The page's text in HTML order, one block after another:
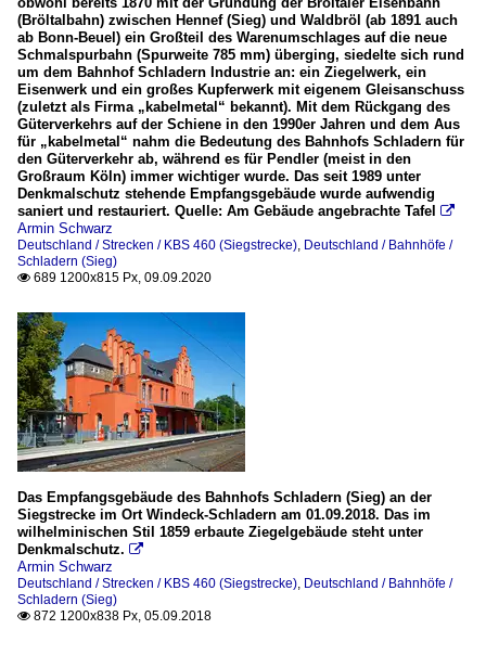
(Bröltalbahn) zwischen Hennef (Sieg) und Waldbröl (ab 1891 auch
ab Bonn-Beuel) ein Großteil des Warenumschlages auf die neue
Schmalspurbahn (Spurweite 785 mm) überging, siedelte sich rund
um dem Bahnhof Schladern Industrie an: ein Ziegelwerk, ein
Eisenwerk und ein großes Kupferwerk mit eigenem Gleisanschuss
(zuletzt als Firma „kabelmetal“ bekannt). Mit dem Rückgang des
Güterverkehrs auf der Schiene in den 1990er Jahren und dem Aus
für „kabelmetal“ nahm die Bedeutung des Bahnhofs Schladern für
den Güterverkehr ab, während es für Pendler (meist in den
Großraum Köln) immer wichtiger wurde. Das seit 1989 unter
Denkmalschutz stehende Empfangsgebäude wurde aufwendig
saniert und restauriert. Quelle: Am Gebäude angebrachte Tafel

Armin Schwarz
Deutschland / Strecken / KBS 460 (Siegstrecke) Deutschland / Bahnhöfe /
Schladern (Sieg)
 689 1200x815 Px, 09.09.2020
Das Empfangsgebäude des Bahnhofs Schladern (Sieg) an der
Siegstrecke im Ort Windeck-Schladern am 01.09.2018. Das im
wilhelminischen Stil 1859 erbaute Ziegelgebäude steht unter
Denkmalschutz. 
Armin Schwarz
Deutschland / Strecken / KBS 460 (Siegstrecke) Deutschland / Bahnhöfe /
Schladern (Sieg)
 872 1200x838 Px, 05.09.2018